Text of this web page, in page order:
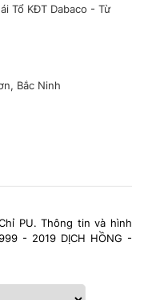
Tổ KĐT Dabaco - Từ
Bắc Ninh
PU. Thông tin và hình
- 2019 DỊCH HỒNG -